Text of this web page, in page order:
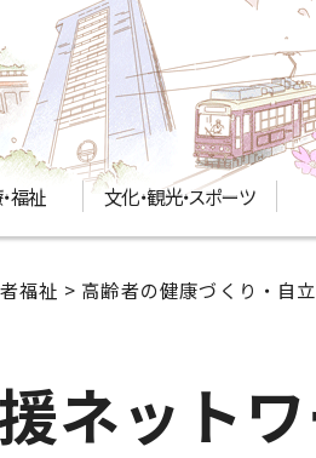
福祉 文化・観光・スポーツ
福祉 > 高齢者の健康づくり・自
ネット